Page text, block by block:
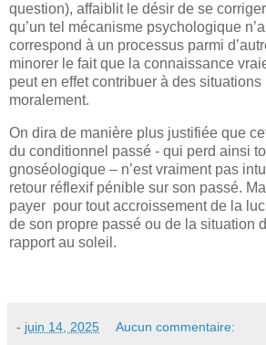
question), affaiblit le désir de se
qu’un tel mécanisme psychologique
correspond à un processus parmi
minorer le fait que la connaissance
peut en effet contribuer à des
moralement.
On dira de manière plus justifiée que
du conditionnel passé - qui perd ainsi
gnoséologique – n’est vraiment pas
retour réflexif pénible sur son passé.
payer pour tout accroissement de la
de son propre passé ou de la situation
rapport au soleil.
- juin 14, 2025 Aucun commentaire: